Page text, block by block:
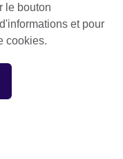
le bouton
et pour
cookies.